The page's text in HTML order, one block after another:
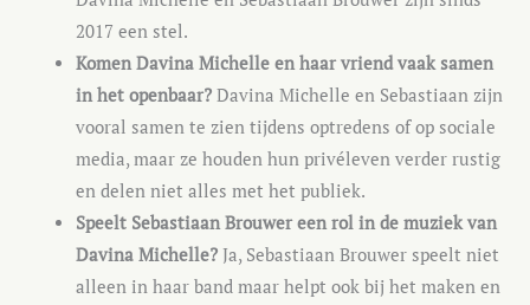
2017 een stel.
Komen Davina Michelle en haar vriend vaak samen
in het openbaar?Davina Michelle en Sebastiaan zijn
vooral samen te zien tijdens optredens of op sociale
media, maar ze houden hun privéleven verder rustig
en delen niet alles met het publiek.
Speelt Sebastiaan Brouwer een rol in de muziek van
Davina Michelle?Ja, Sebastiaan Brouwer speelt niet
alleen in haar band maar helpt ook bij het maken en